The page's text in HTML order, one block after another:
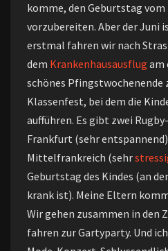
komme, den Geburtstag
vorzubereiten. Aber der Juni
erstmal fahren wir nach
dem Krankenhausausflug am
schönes Pfingstwochenende
Klassenfest, bei dem die
aufführen. Es gibt zwei
Frankfurt (sehr
Mittelfrankreich (sehr
Geburtstag des Kindes (an
krank ist). Meine Eltern
Wir gehen zusammen in den
fahren zur Gartyparty. Und